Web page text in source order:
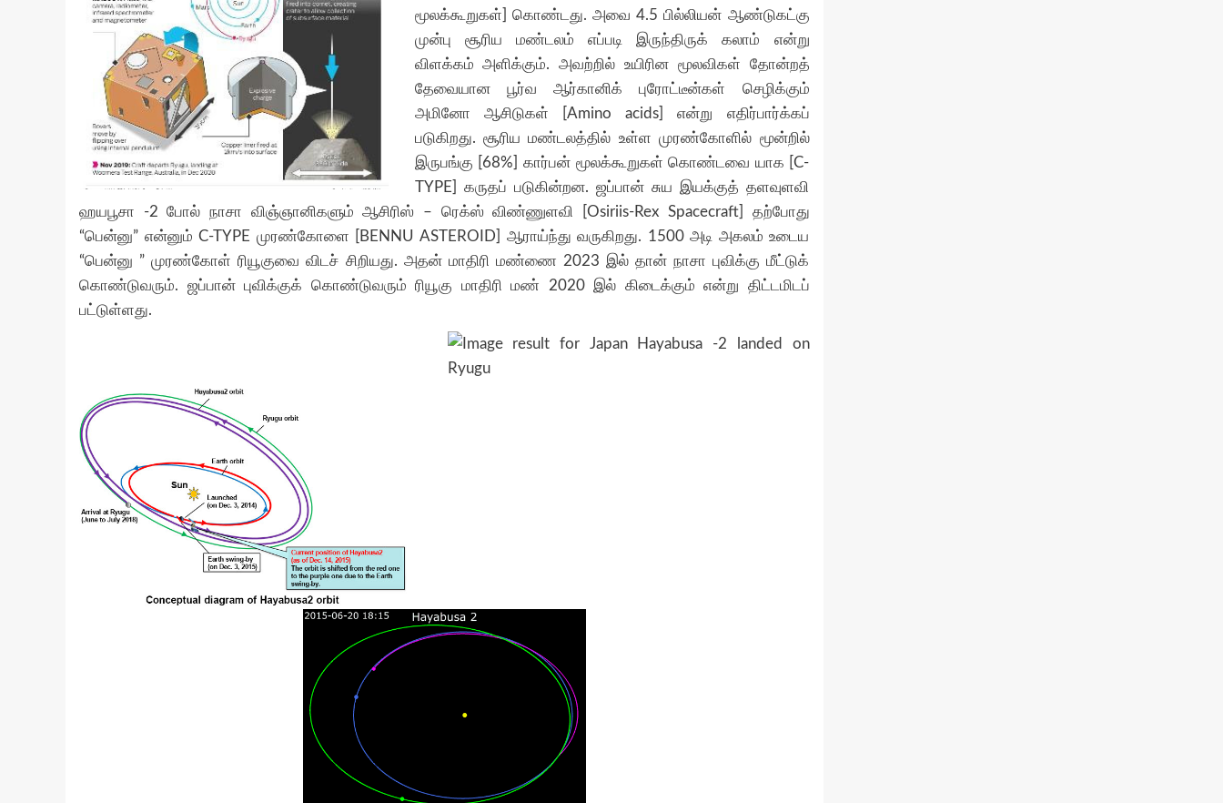
மூலக்கூறுகள்] கொண்டது. அவை 4.5 பில்லியன் ஆண்டுகட்கு
முன்பு சூரிய மண்டலம் எப்படி இருந்திருக் கலாம் என்று
விளக்கம் அளிக்கும். அவற்றில் உயிரின மூலவிகள் தோன்றத்
தேவையான பூர்வ ஆர்கானிக் புரோட்டீன்கள் செழிக்கும்
அமினோ ஆசிடுகள் [Amino acids] என்று எதிர்பார்க்கப்
படுகிறது. சூரிய மண்டலத்தில் உள்ள முரண்கோளில் மூன்றில்
இருபங்கு [68%] கார்பன் மூலக்கூறுகள் கொண்டவை யாக [C-
TYPE] கருதப் படுகின்றன. ஜப்பான் சுய இயக்குத் தளவுளவி
ஹயபூசா -2 போல் நாசா விஞ்ஞானிகளும் ஆசிரிஸ் – ரெக்ஸ் விண்ணுளவி [Osiriis-Rex Spacecraft] தற்போது
“பென்னு” என்னும் C-TYPE முரண்கோளை [BENNU ASTEROID] ஆராய்ந்து வருகிறது. 1500 அடி அகலம் உடைய
“பென்னு ” முரண்கோள் ரியூகுவை விடச் சிறியது. அதன் மாதிரி மண்ணை 2023 இல் தான் நாசா புவிக்கு மீட்டுக்
கொண்டுவரும். ஜப்பான் புவிக்குக் கொண்டுவரும் ரியூகு மாதிரி மண் 2020 இல் கிடைக்கும் என்று திட்டமிடப்
பட்டுள்ளது.